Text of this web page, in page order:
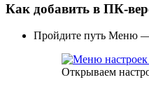
Как добавить в ПК-
Пройдите путь Меню
Открываем